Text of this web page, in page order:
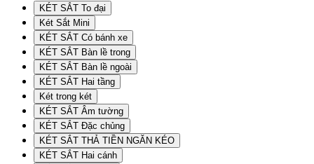
KÉT SẮT To đại
Két Sắt Mini
KÉT SẮT Có bánh xe
KÉT SẮT Bàn lề trong
KÉT SẮT Bàn lề ngoài
KÉT SẮT Hai tầng
Két trong két
KÉT SẮT Âm tường
KÉT SẮT Đặc chủng
KÉT SẮT THẢ TIỀN NGĂN KÉO
KÉT SẮT Hai cánh